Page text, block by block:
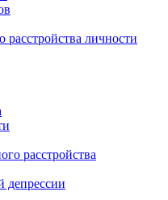
расстройства личности
расстройства
депрессии